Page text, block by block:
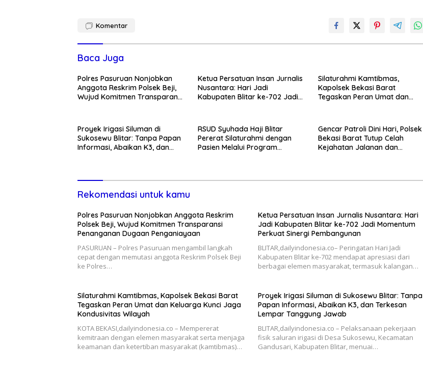
Komentar
Baca Juga
Polres Pasuruan Nonjobkan
Anggota Reskrim Polsek Beji,
Wujud Komitmen Transparansi
Ketua Persatuan Insan Jurnalis
Nusantara: Hari Jadi
Kabupaten Blitar ke-702 Jadi
Silaturahmi Kamtibmas,
Kapolsek Bekasi Barat
Tegaskan Peran Umat dan
Proyek Irigasi Siluman di
Sukosewu Blitar: Tanpa Papan
Informasi, Abaikan K3, dan
RSUD Syuhada Haji Blitar
Pererat Silaturahmi dengan
Pasien Melalui Program
Gencar Patroli Dini Hari, Polsek
Bekasi Barat Tutup Celah
Kejahatan Jalanan dan
Rekomendasi untuk kamu
Polres Pasuruan Nonjobkan Anggota Reskrim
Polsek Beji, Wujud Komitmen Transparansi
Penanganan Dugaan Penganiayaan
PASURUAN – Polres Pasuruan mengambil langkah
cepat dengan memutasi anggota Reskrim Polsek Beji
ke Polres…
Ketua Persatuan Insan Jurnalis Nusantara: Hari
Jadi Kabupaten Blitar ke-702 Jadi Momentum
Perkuat Sinergi Pembangunan
BLITAR,dailyindonesia.co– Peringatan Hari Jadi
Kabupaten Blitar ke-702 mendapat apresiasi dari
berbagai elemen masyarakat, termasuk kalangan…
Silaturahmi Kamtibmas, Kapolsek Bekasi Barat
Tegaskan Peran Umat dan Keluarga Kunci Jaga
Kondusivitas Wilayah
KOTA BEKASI,dailyindonesia.co – Mempererat
kemitraan dengan elemen masyarakat serta menjaga
keamanan dan ketertiban masyarakat (kamtibmas)…
Proyek Irigasi Siluman di Sukosewu Blitar: Tanpa
Papan Informasi, Abaikan K3, dan Terkesan
Lempar Tanggung Jawab
BLITAR,dailyindonesia.co – Pelaksanaan pekerjaan
fisik saluran irigasi di Desa Sukosewu, Kecamatan
Gandusari, Kabupaten Blitar, menuai…